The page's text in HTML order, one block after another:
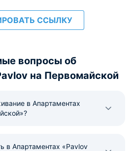
ССЫЛКУ
вопросы об
на Первомайской
в Апартаментах
в Апартаментах «Pavlov